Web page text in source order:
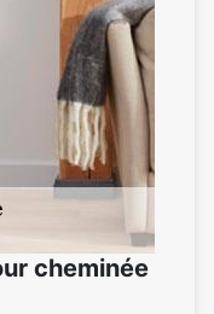
cheminée